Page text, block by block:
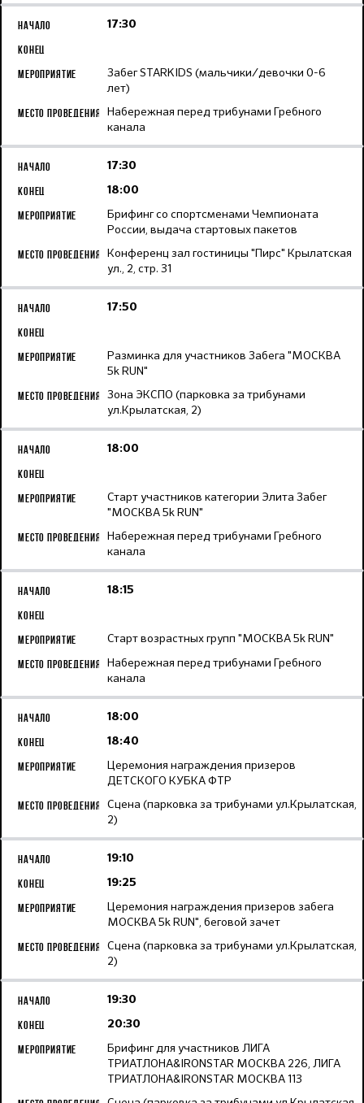
17:30
Забег STARKIDS (мальчики/девочки 0-6
лет)
Набережная перед трибунами Гребного
канала
17:30
18:00
Брифинг со спортсменами Чемпионата
России, выдача стартовых пакетов
Конференц зал гостиницы "Пирс" Крылатская
ул., 2, стр. 31
17:50
Разминка для участников Забега "МОСКВА
5k RUN"
Зона ЭКСПО (парковка за трибунами
ул.Крылатская, 2)
18:00
Старт участников категории Элита Забег
"МОСКВА 5k RUN"
Набережная перед трибунами Гребного
канала
18:15
Старт возрастных групп "МОСКВА 5k RUN"
Набережная перед трибунами Гребного
канала
18:00
18:40
Церемония награждения призеров
ДЕТСКОГО КУБКА ФТР
Сцена (парковка за трибунами ул.Крылатская,
2)
19:10
19:25
Церемония награждения призеров забега
МОСКВА 5k RUN", беговой зачет
Сцена (парковка за трибунами ул.Крылатская,
2)
19:30
20:30
Брифинг для участников ЛИГА
ТРИАТЛОНА&IRONSTAR МОСКВА 226, ЛИГА
ТРИАТЛОНА&IRONSTAR МОСКВА 113